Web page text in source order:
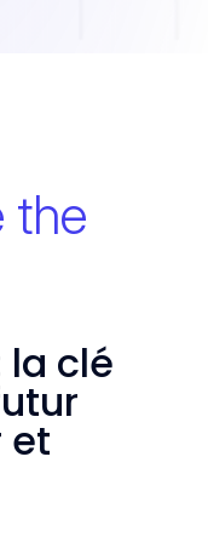
the
la clé
et